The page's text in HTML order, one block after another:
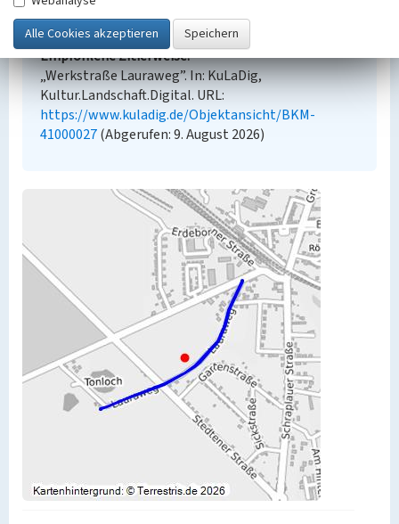
zusätzlichen urheberrechtlichen Bedingungen, die
an diesen ausgewiesen sind.
Empfohlene Zitierweise
„Werkstraße Lauraweg”. In: KuLaDig,
Kultur.Landschaft.Digital. URL:
https://www.kuladig.de/Objektansicht/BKM-
41000027(Abgerufen: 9. August 2026)